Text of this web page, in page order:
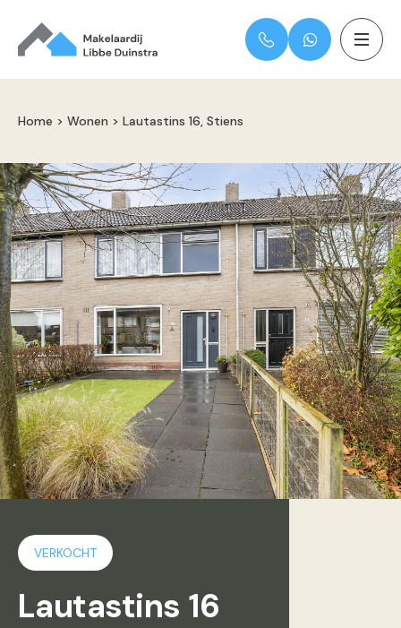
Home > Wonen > Lautastins 16, Stiens
VERKOCHT
Lautastins 16